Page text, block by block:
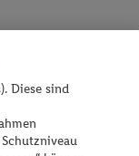
Diese sind